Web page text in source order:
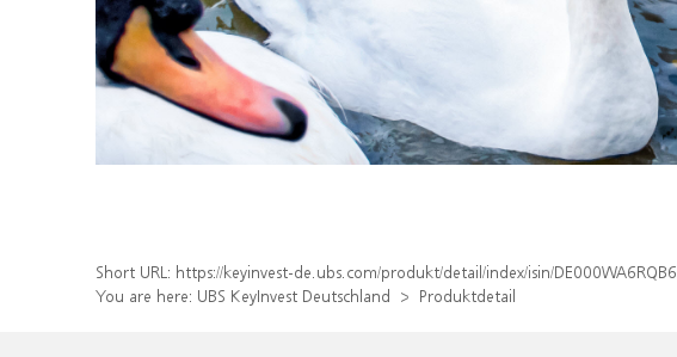
Short URL: https://keyinvest-de.ubs.com/produkt/detail/index/isin/DE000WA6RQB6
You are here: UBS KeyInvest Deutschland Produktdetail